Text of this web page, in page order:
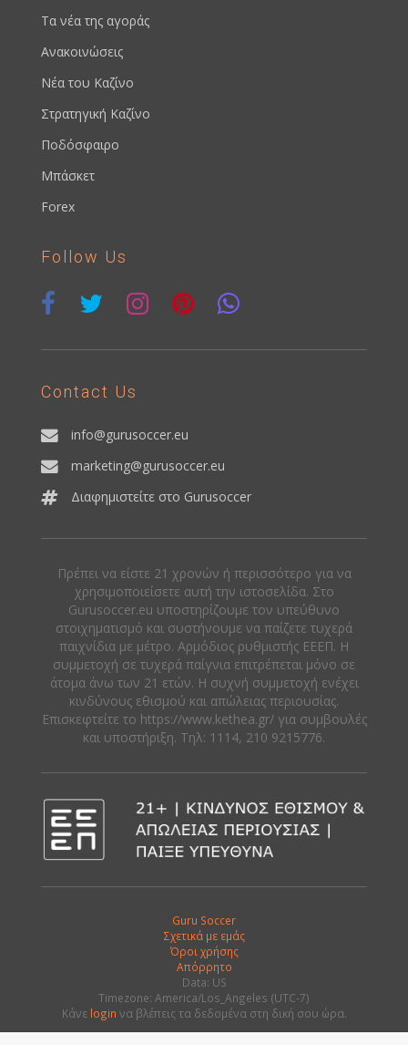
Τα νέα της αγοράς
Ανακοινώσεις
Νέα του Καζίνο
Στρατηγική Καζίνο
Ποδόσφαιρο
Μπάσκετ
Forex
Follow Us
Contact Us
info@gurusoccer.eu
marketing@gurusoccer.eu
Διαφημιστείτε στο Gurusoccer
Πρέπει να είστε 21 χρονών ή περισσότερο για να
χρησιμοποιείσετε αυτή την ιστοσελίδα. Στο
Gurusoccer.eu υποστηρίζουμε τον υπεύθυνο
στοιχηματισμό και συστήνουμε να παίζετε τυχερά
παιχνίδια με μέτρο. Αρμόδιος ρυθμιστής ΕΕΕΠ. Η
συμμετοχή σε τυχερά παίγνια επιτρέπεται μόνο σε
άτομα άνω των 21 ετών. Η συχνή συμμετοχή ενέχει
κινδύνους εθισμού και απώλειας περιουσίας.
Eπισκεφτείτε το https://www.kethea.gr/ για συμβουλές
και υποστήριξη. Tηλ: 1114, 210 9215776.
Guru Soccer
Σχετικά με εμάς
Όροι χρήσης
Απόρρητο
Data: US
Timezone: America/Los_Angeles (UTC-7)
Κάνε login να βλέπεις τα δεδομένα στη δική σου ώρα.